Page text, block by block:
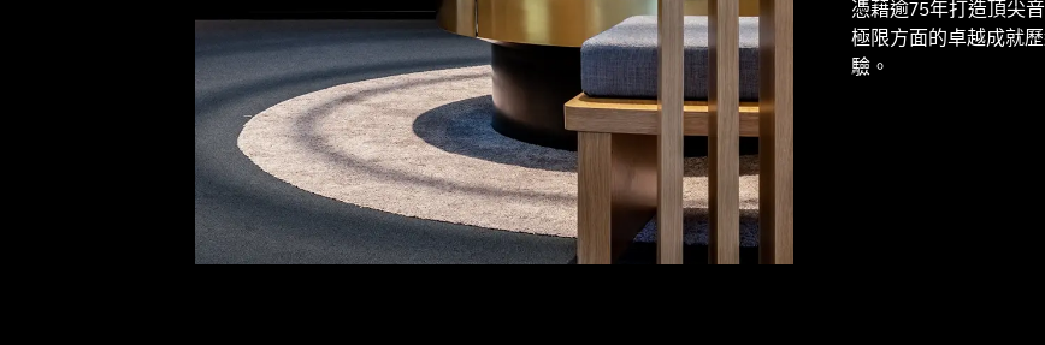
憑藉逾75年打造頂尖
極限方面的卓越成就
驗。